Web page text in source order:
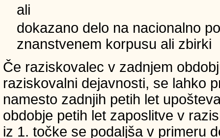
ali
dokazano delo na nacionalno
znanstvenem korpusu ali zbirki
Če raziskovalec v zadnjem
raziskovalni dejavnosti, se lahko
namesto zadnjih petih let
obdobje petih let zaposlitve v
iz 1. točke se podaljša v primeru